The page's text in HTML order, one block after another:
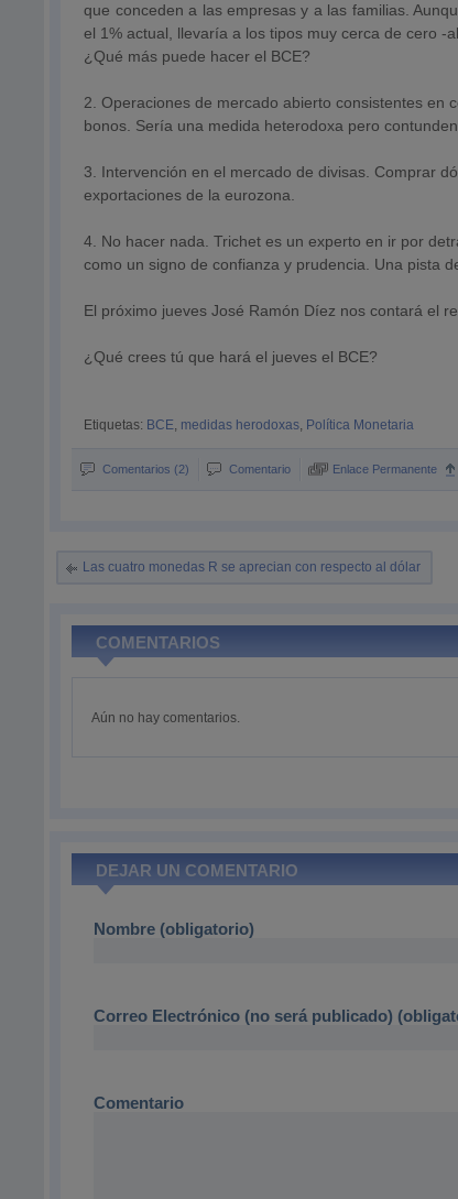
que conceden a las empresas y a las familias.
el 1% actual, llevaría a los tipos muy cerca de cero -
¿Qué más puede hacer el BCE?
2. Operaciones de mercado abierto consistentes
bonos. Sería una medida heterodoxa pero
3. Intervención en el mercado de divisas. Comprar
exportaciones de la eurozona.
4. No hacer nada. Trichet es un experto en ir por
como un signo de confianza y prudencia. Una pista
El próximo jueves José Ramón Díez nos contará el
¿Qué crees tú que hará el jueves el BCE?
Etiquetas: BCE, medidas herodoxas, Política Monetaria
Comentarios (2) Comentario Enlace Permanente
Las cuatro monedas R se aprecian con respecto al dólar
COMENTARIOS
Aún no hay comentarios.
DEJAR UN COMENTARIO
Nombre (obligatorio)
Correo Electrónico (no será publicado)
Comentario